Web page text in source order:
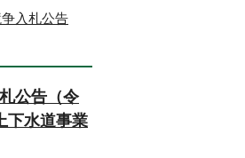
入札公告
公告（令
下水道事業